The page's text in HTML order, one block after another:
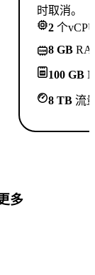
时取消。
2 个
8 GB
100 GB
8 TB 流
多